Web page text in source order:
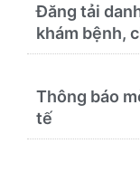
Đăng tải
khám bệnh,
cổ truyền và
Thông báo
tế